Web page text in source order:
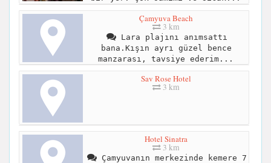
Çamyuva Beach
3 km
Lara plajını anımsattı
bana.Kışın ayrı güzel bence
manzarası, tavsiye ederim...
Sav Rose Hotel
3 km
Hotel Sinatra
3 km
Çamyuvanın merkezinde kemere 7